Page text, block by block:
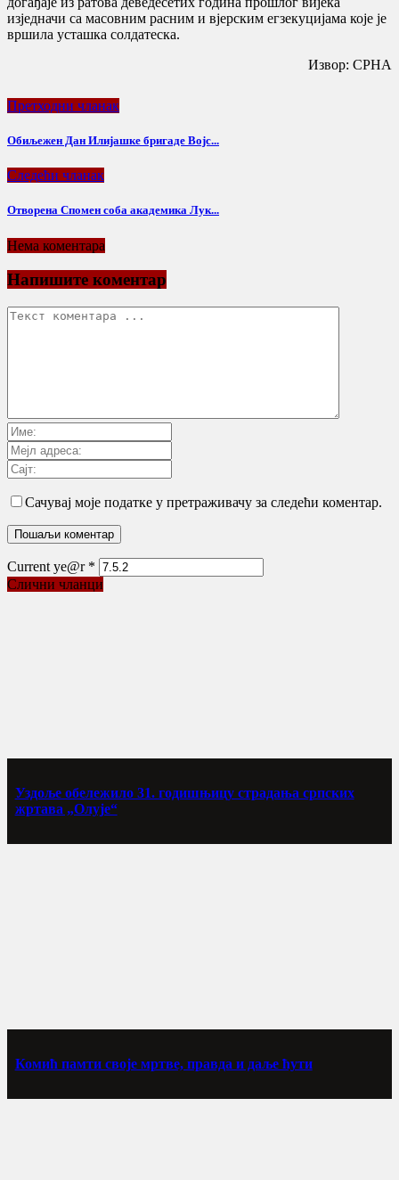
изједначи са масовним расним и вјерским егзекуцијама које је
вршила усташка солдатеска.
Извор: СРНА
Претходни чланак
Обиљежен Дан Илијашке бригаде Војс...
Следећи чланак
Отворена Спомен соба академика Лук...
Нема коментара
Напишите коментар
Сачувај моје податке у претраживачу за следећи коментар.
Current ye@r *
Слични чланци
Уздоље обележило 31. годишњицу страдања српских
жртава „Олује“
Комић памти своје мртве, правда и даље ћути